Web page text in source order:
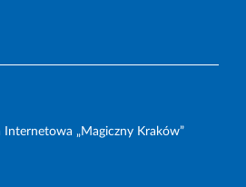
Internetowa „Magiczny Kraków”